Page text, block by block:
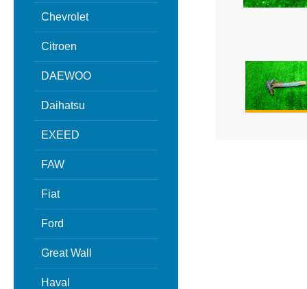
Chevrolet
Citroen
DAEWOO
Daihatsu
EXEED
FAW
Fiat
Ford
Great Wall
Haval